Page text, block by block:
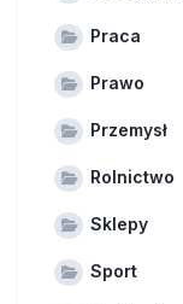
Praca
Prawo
Przemysł
Rolnictwo
Sklepy
Sport